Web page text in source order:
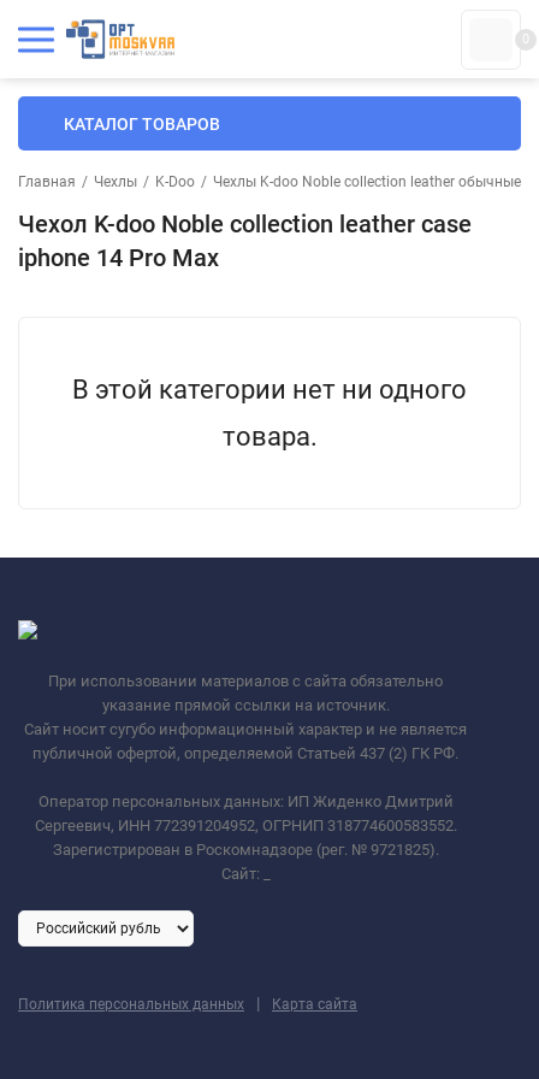
0
КАТАЛОГ ТОВАРОВ
Главная / Чехлы / K-Doo / Чехлы K-doo Noble collection leather обычные
Чехол K-doo Noble collection leather case
iphone 14 Pro Max
В этой категории нет ни одного
товара.
При использовании материалов с сайта обязательно
указание прямой ссылки на источник.
Сайт носит сугубо информационный характер и не является
публичной офертой, определяемой Статьей 437 (2) ГК РФ.
Оператор персональных данных: ИП Жиденко Дмитрий
Сергеевич, ИНН 772391204952, ОГРНИП 318774600583552.
Зарегистрирован в Роскомнадзоре (рег. № 9721825).
Сайт:
Политика персональных данных | Карта сайта